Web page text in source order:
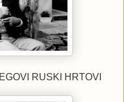
RUSKI HRTOVI